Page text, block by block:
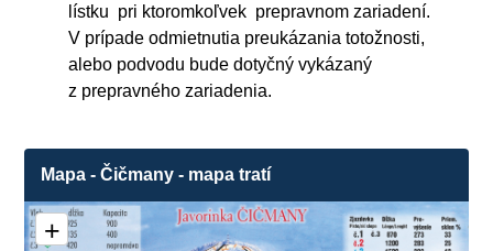
lístku pri ktoromkoľvek prepravnom zariadení.
V prípade odmietnutia preukázania totožnosti,
alebo podvodu bude dotyčný vykázaný
z prepravného zariadenia.
Mapa - Čičmany - mapa tratí
+